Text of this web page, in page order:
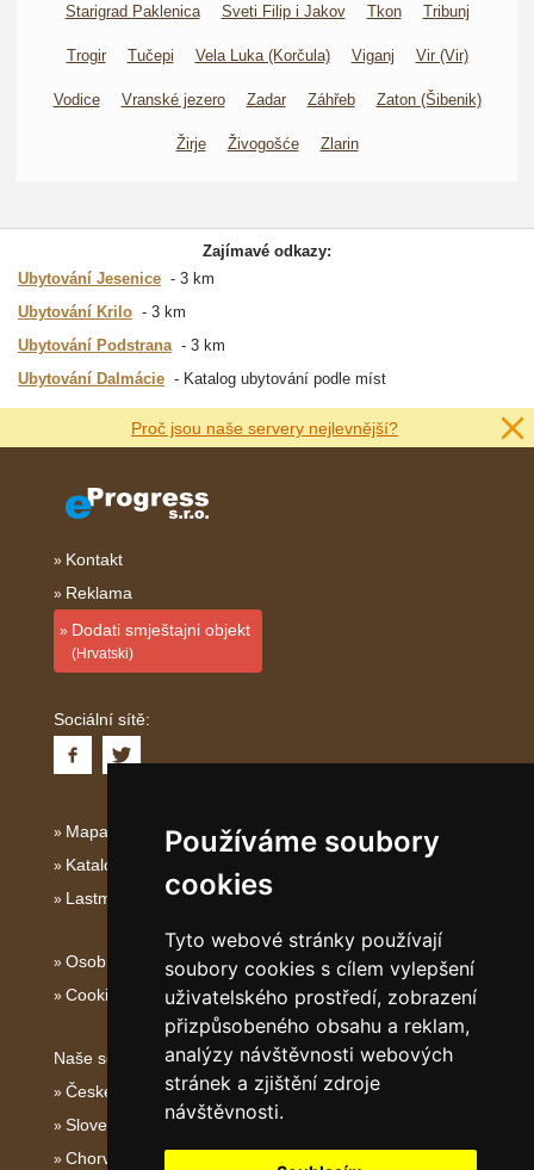
Používáme soubory
cookies
Tyto webové stránky používají
soubory cookies s cílem vylepšení
uživatelského prostředí, zobrazení
přizpůsobeného obsahu a reklam,
analýzy návštěvnosti webových
stránek a zjištění zdroje
návštěvnosti.
Starigrad Paklenica Sveti Filip i Jakov Tkon Tribunj
Trogir Tučepi Vela Luka (Korčula) Viganj Vir (Vir)
Vodice Vranské jezero Zadar Záhřeb Zaton (Šibenik)
Žirje Živogošće Zlarin
Zajímavé odkazy:
Ubytování Jesenice
3 km
Ubytování Krilo
3 km
Ubytování Podstrana
3 km
Ubytování Dalmácie
Katalog ubytování podle míst
Proč jsou naše servery nejlevnější?
Kontakt
Reklama
Dodati smještajni objekt
(Hrvatski)
Sociální sítě:
Mapa serveru Dalmácie
Katalog ubytování Dalmácie
Lastminute Dalmácie
Osobní údaje
Cookies
Naše servery:
České hory
Slovenské hory
Chorvatsko